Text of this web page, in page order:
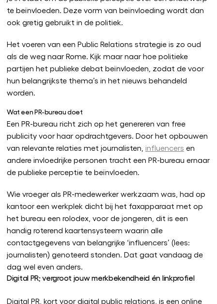
te beïnvloeden. Deze vorm van beïnvloeding wordt dan
ook gretig gebruikt in de politiek.
Het voeren van een Public Relations strategie is zo oud
als de weg naar Rome. Kijk maar naar hoe politieke
partijen het publieke debat beïnvloeden, zodat de voor
hun belangrijkste thema’s in het nieuws behandeld
worden.
Wat een PR-bureau doet
Een PR-bureau richt zich op het genereren van free
publicity voor haar opdrachtgevers. Door het opbouwen
van relevante relaties met journalisten, influencers en
andere invloedrijke personen tracht een PR-bureau ernaar
de publieke perceptie te beïnvloeden.
Wie vroeger als PR-medewerker werkzaam was, had op
kantoor een werkplek dicht bij het faxapparaat met op
het bureau een rolodex, voor de jongeren, dit is een
handig roterend kaartensysteem waarin alle
contactgegevens van belangrijke ‘influencers’ (lees:
journalisten) genoteerd stonden. Dat gaat vandaag de
dag wel even anders.
Digital PR; vergroot jouw merkbekendheid én linkprofiel
Digital PR, kort voor digital public relations, is een online